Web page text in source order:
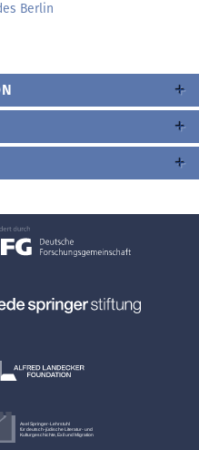
Berlin
Axel Springer-Lehrstuhl
für deutsch-jüdische Literatur- und
Kulturgeschichte, Exil und Migration